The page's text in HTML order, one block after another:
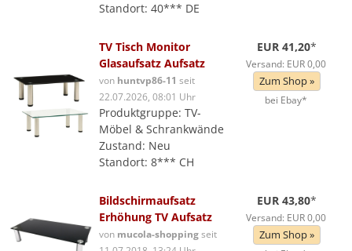
Standort: 40*** DE
TV Tisch Monitor
Glasaufsatz Aufsatz
von huntvp86-11 seit
22.07.2026, 08:01 Uhr
Produktgruppe: TV-
Möbel & Schrankwände
Zustand: Neu
Standort: 8*** CH
EUR 41,20*
Versand: EUR 0,00
Zum Shop »
bei Ebay*
Bildschirmaufsatz
Erhöhung TV Aufsatz
von mucola-shoppingseit
EUR 43,80*
Versand: EUR 0,00
Zum Shop »